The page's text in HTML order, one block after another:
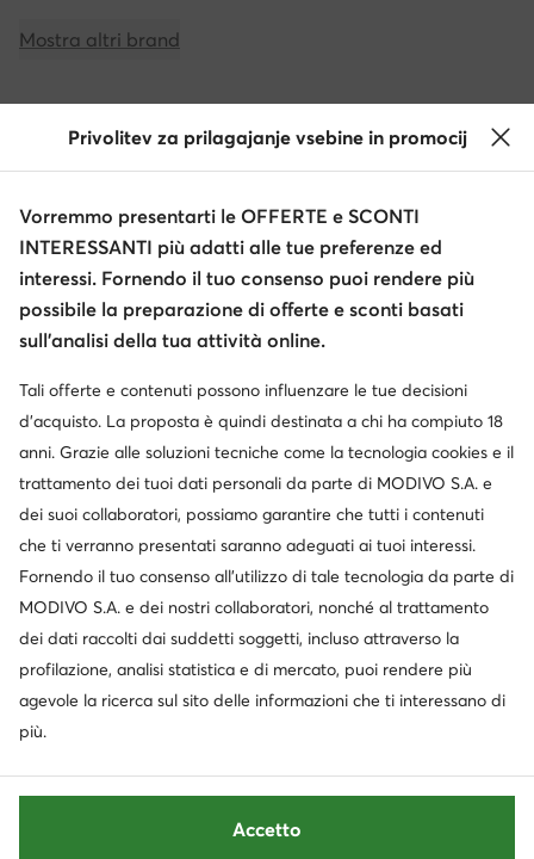
Mostra altri brand
Ricevi informazioni su novità e promozioni
Iscriviti alla newsletter
Scarica l'app
Servizio clienti
Chi siamo
Privolitev za prilagajanje vsebine in promocij
Vorremmo presentarti le OFFERTE e SCONTI
INTERESSANTI più adatti alle tue preferenze ed
interessi. Fornendo il tuo consenso puoi rendere più
possibile la preparazione di offerte e sconti basati
sull’analisi della tua attività online.
Tali offerte e contenuti possono influenzare le tue decisioni
d’acquisto. La proposta è quindi destinata a chi ha compiuto 18
anni. Grazie alle soluzioni tecniche come la tecnologia cookies e il
trattamento dei tuoi dati personali da parte di MODIVO S.A. e
dei suoi collaboratori, possiamo garantire che tutti i contenuti
che ti verranno presentati saranno adeguati ai tuoi interessi.
Fornendo il tuo consenso all’utilizzo di tale tecnologia da parte di
MODIVO S.A. e dei nostri collaboratori, nonché al trattamento
dei dati raccolti dai suddetti soggetti, incluso attraverso la
profilazione, analisi statistica e di mercato, puoi rendere più
agevole la ricerca sul sito delle informazioni che ti interessano di
più.
Accetto